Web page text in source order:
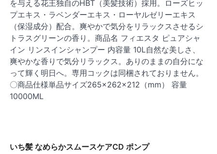
を与える花王独自のHBT（美髪技術）採用。ローズヒッ
プエキス・ラベンダーエキス・ローヤルゼリーエキス
（保湿成分）配合。爽やかで気分をリラックスさせるシ
トラスグリーンの香り。商品名 フィエスタ ピュアシャ
イン リンスインシャンプー 内容量 10L自然な美しさ、
爽やかな香りで気分リラックス。ありのままの自分にな
って輝く明日へ。専用コックは同梱されておりません。
〇商品仕様単品サイズ265×262×212（mm） 容量
10000ML
いち髪 なめらかスムースケアCD ポンプ